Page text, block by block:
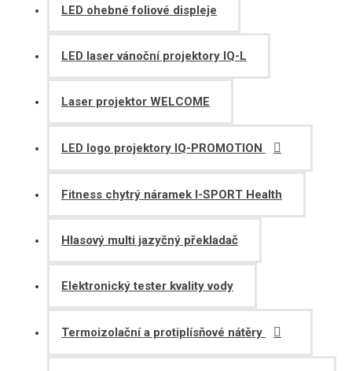
LED ohebné foliové displeje
LED laser vánoční projektory IQ-L
Laser projektor WELCOME
LED logo projektory IQ-PROMOTION
Fitness chytrý náramek I-SPORT Health
Hlasový multi jazyčný překladač
Elektronický tester kvality vody
Termoizolační a protiplísňové nátěry